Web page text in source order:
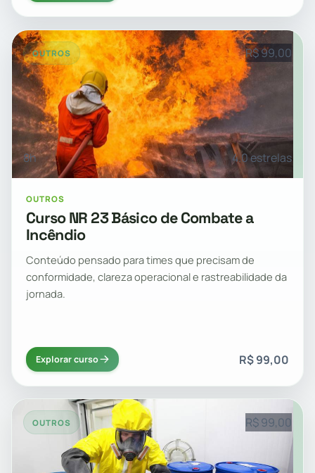
OUTROS R$ 99,00
8h 4.0 estrelas
OUTROS
Curso NR 23 Básico de Combate a
Incêndio
Conteúdo pensado para times que precisam de
conformidade, clareza operacional e rastreabilidade da
jornada.
Explorar curso R$ 99,00
OUTROS R$ 99,00